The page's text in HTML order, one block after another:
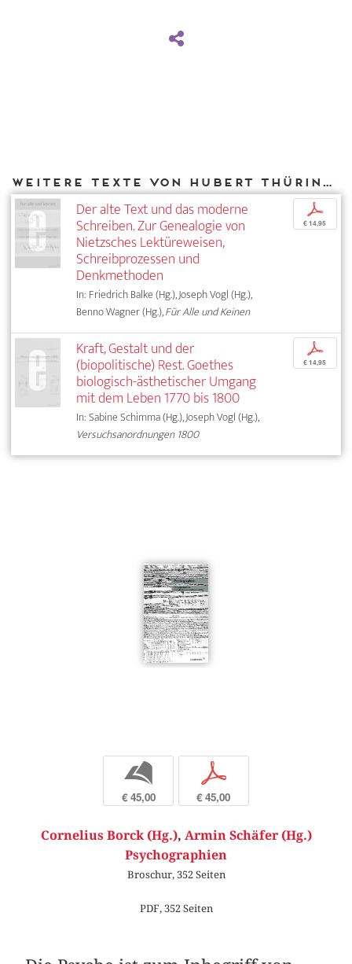
Weitere Texte von Hubert Thüring bei DIAPHANES
Der alte Text und das moderne
Schreiben. Zur Genealogie von
Nietzsches Lektüreweisen,
Schreibprozessen und
Denkmethoden
In: Friedrich Balke (Hg.), Joseph Vogl (Hg.),
Benno Wagner (Hg.),Für Alle und Keinen
p
€ 14,95
Kraft, Gestalt und der
(biopolitische) Rest. Goethes
biologisch-ästhetischer Umgang
mit dem Leben 1770 bis 1800
In: Sabine Schimma (Hg.), Joseph Vogl (Hg.),
Versuchsanordnungen 1800
p
€ 14,95
b
€ 45,00
p
€ 45,00
Cornelius Borck (Hg.), Armin Schäfer (Hg.)
Psychographien
Broschur, 352 Seiten
PDF, 352 Seiten